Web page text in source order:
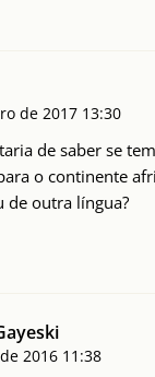
de 2017 13:30
de saber se
o continente
de outra língua?
2016 11:38